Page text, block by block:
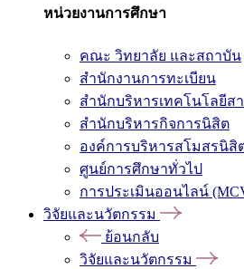
หน่วยงานการศึกษา
คณะ วิทยาลัย และสถาบัน
สำนักงานการทะเบียน
สำนักบริหารเทคโนโลยีส
สำนักบริหารกิจการนิสิต
องค์การบริหารสโมสรนิสิ
ศูนย์การศึกษาทั่วไป
การประเมินออนไลน์
วิจัยและนวัตกรรม
ย้อนกลับ
วิจัยและนวัตกรรม